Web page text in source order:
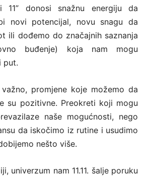
11” donosi snažnu energiju da
novi potencijal, novu snagu da
ili dođemo do značajnih saznanja
buđenje) koja nam mogu
put.
promjene koje možemo da
su pozitivne. Preokreti koji mogu
naše mogućnosti, nego
da iskočimo iz rutine i usudimo
nešto više.
univerzum nam 11.11. šalje poruku